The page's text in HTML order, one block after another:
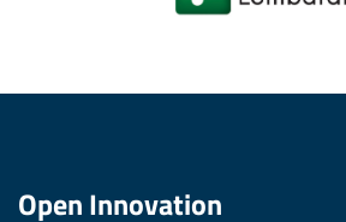
Open Innovation